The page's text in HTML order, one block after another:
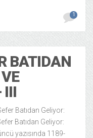
1
BATIDAN
III
Batıdan Geliyor:
Batıdan Geliyor:
yazısında 1189-